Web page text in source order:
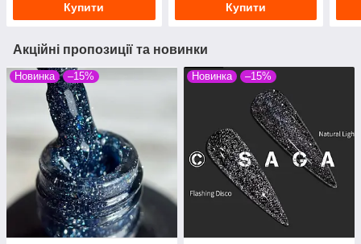
Купити Купити
Акційні пропозиції та новинки
Новинка –15% Новинка –15%